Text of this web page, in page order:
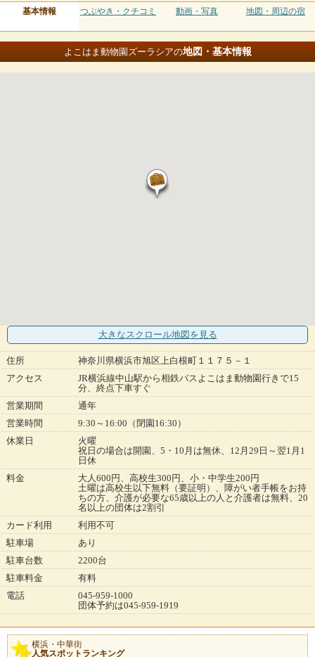
基本情報 つぶやき・クチコミ 動画・写真 地図・周辺の宿
よこはま動物園ズーラシアの地図・基本情報
大きなスクロール地図 を見る
住所
神奈川県横浜市旭区上白根町１１７５－１
アクセス
JR横浜線中山駅から相鉄バスよこはま動物園行きで15
分、終点下車すぐ
営業期間
通年
営業時間
9:30～16:00（閉園16:30）
休業日
火曜
祝日の場合は開園、5・10月は無休、12月29日～翌1月1
日休
料金
大人600円、高校生300円、小・中学生200円
土曜は高校生以下無料（要証明）、障がい者手帳をお持
ちの方、介護が必要な65歳以上の人と介護者は無料、20
名以上の団体は2割引
カード利用
利用不可
駐車場
あり
駐車台数
2200台
駐車料金
有料
電話
045-959-1000
団体予約は045-959-1919
横浜・中華街
人気スポットランキング